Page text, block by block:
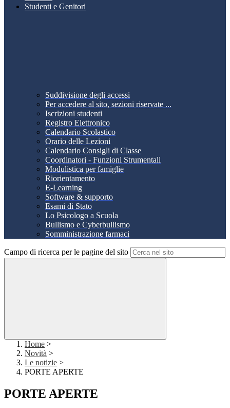
Studenti e Genitori
Suddivisione degli accessi
Per accedere al sito, sezioni riservate ...
Iscrizioni studenti
Registro Elettronico
Calendario Scolastico
Orario delle Lezioni
Calendario Consigli di Classe
Coordinatori - Funzioni Strumentali
Modulistica per famiglie
Riorientamento
E-Learning
Software & supporto
Esami di Stato
Lo Psicologo a Scuola
Bullismo e Cyberbullismo
Somministrazione farmaci
Campo di ricerca per le pagine del sito
Home >
Novità >
Le notizie >
PORTE APERTE
PORTE APERTE